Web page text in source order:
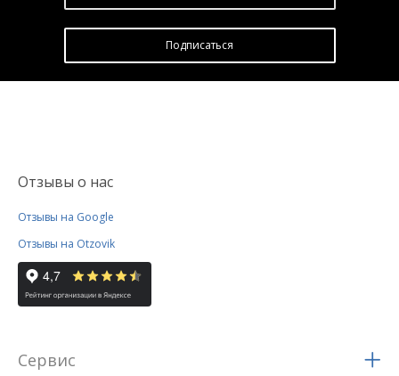
Подписатьcя
Отзывы о нас
Отзывы на Google
Отзывы на Otzovik
Сервис